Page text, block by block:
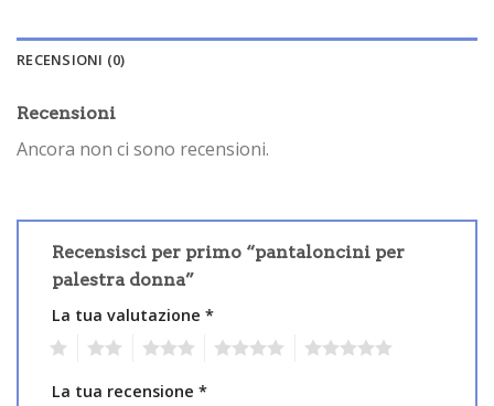
RECENSIONI (0)
Recensioni
Ancora non ci sono recensioni.
Recensisci per primo “pantaloncini per
palestra donna”
La tua valutazione *
La tua recensione *